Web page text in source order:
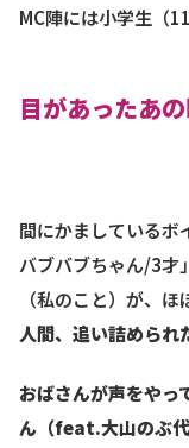
MC陣には小学生（
目があったあ
間にかましているボ
バブバブちゃん/3才
（私のこと）が、
人間、追い詰められ
おばさんが声をやっ
ん（feat.大山のぶ代